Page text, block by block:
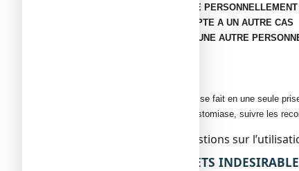
CE MEDICAMENT VOUS A ETE
IL PEUT NE PAS ETRE ADAPTE A UN AUTRE CAS
NE PAS LE CONSEILLER A UNE AUTRE
En cas d’oxyurose, le traitement se fait en une seule
En cas d’ascaridiose et d’ankylostomiase, suivre les
Si vous avez d’autres questions sur
4. QUELS SONT LES EFFETS